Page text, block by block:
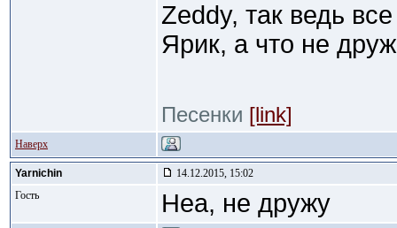
Zeddy, так ведь
Ярик, а что не
Песенки [link]
Наверх
Yarnichin
14.12.2015, 15:02
Гость
Неа, не дружу